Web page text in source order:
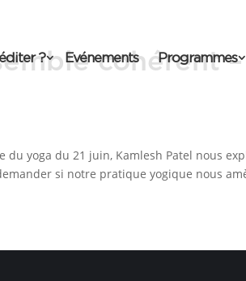
? Evénements Programmes
cohérent
du yoga du 21 juin, Kamlesh Patel nous
si notre pratique yogique nous